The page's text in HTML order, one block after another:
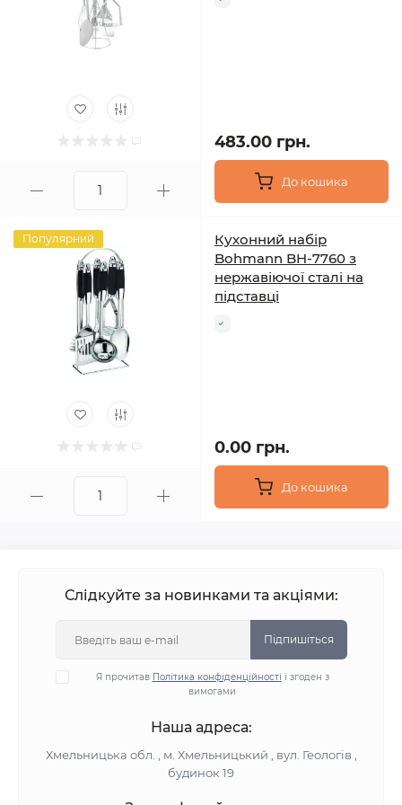
483.00 грн.
До кошика
Популярний
Кухонний набір
Bohmann BH-7760 з
нержавіючої сталі на
підставці
0.00 грн.
До кошика
Слідкуйте за новинками та акціями:
Підпишіться
Я прочитав Політика конфіденційності і згоден з
вимогами
Наша адреса:
Хмельницька обл. , м. Хмельницький , вул. Геологів ,
будинок 19